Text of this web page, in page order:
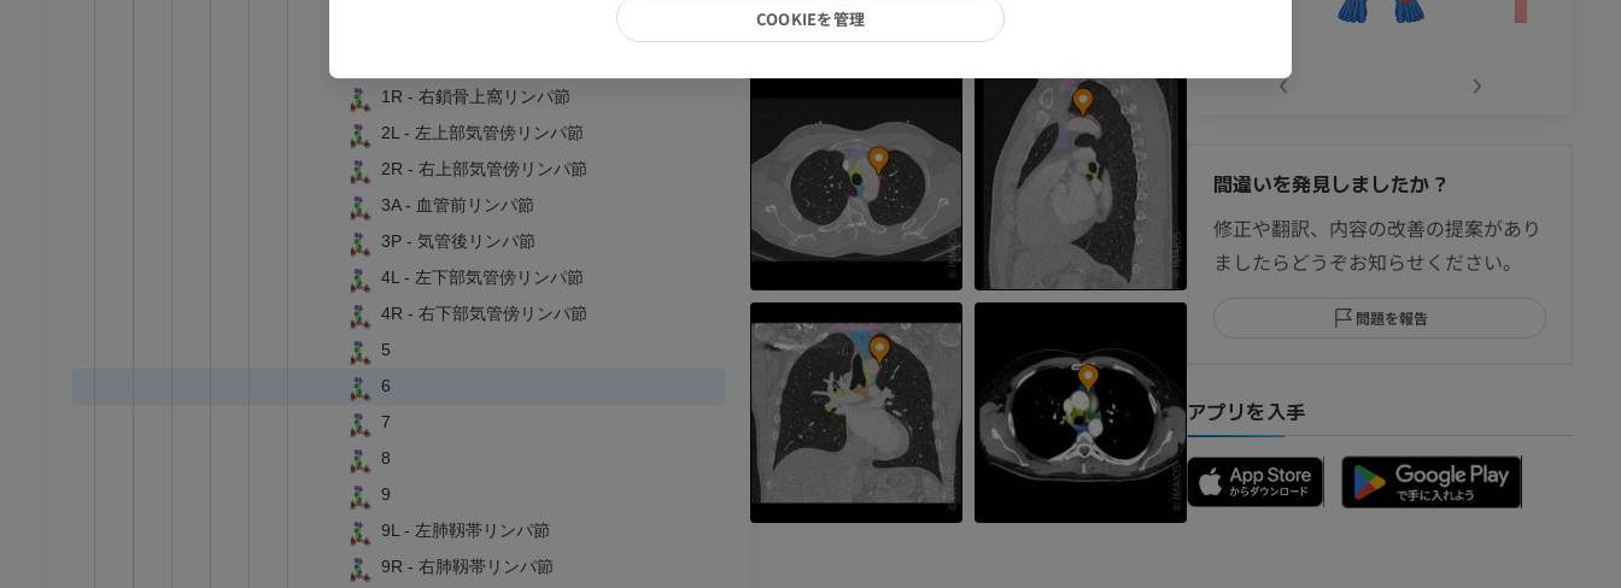
14R - 右亜区域気管支周囲リンパ節
1R - 右鎖骨上窩リンパ節
2L - 左上部気管傍リンパ節
2R - 右上部気管傍リンパ節
3A - 血管前リンパ節
3P - 気管後リンパ節
4L - 左下部気管傍リンパ節
4R - 右下部気管傍リンパ節
5
6
7
8
9
9L - 左肺靱帯リンパ節
9R - 右肺靱帯リンパ節
イラストレーション
プレミアム
足根および足部のCT
プレミアム
手部MRI
イラストレーション
プレミアム
膝 MRI
プレミアム
膝関節CT関節造影
CT関節造影
プレミアム
足関節・後足部MRI
プレミアム
前足MRI
MRI
‹ ›
間違いを発見しましたか？
修正や翻訳、内容の改善の提案があり
ましたらどうぞお知らせください。
問題を報告
アプリを入手
COOKIEを管理